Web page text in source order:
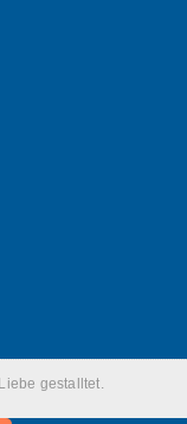
gestalltet.